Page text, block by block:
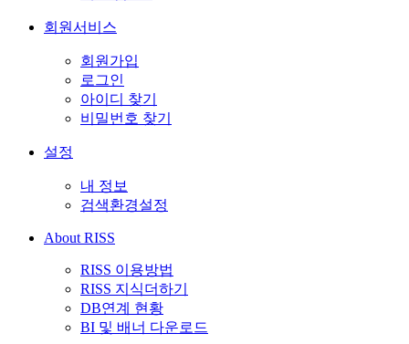
회원서비스
회원가입
로그인
아이디 찾기
비밀번호 찾기
설정
내 정보
검색환경설정
About RISS
RISS 이용방법
RISS 지식더하기
DB연계 현황
BI 및 배너 다운로드